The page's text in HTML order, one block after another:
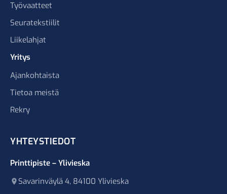
Työvaatteet
Seuratekstiilit
Liikelahjat
Yritys
Ajankohtaista
Tietoa meistä
Rekry
YHTEYSTIEDOT
Printtipiste – Ylivieska
Savarinväylä 4, 84100 Ylivieska